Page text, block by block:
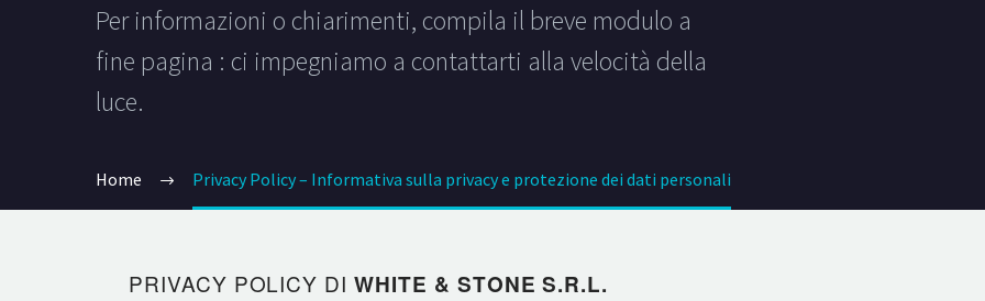
Per informazioni o chiarimenti, compila il breve modulo a
fine pagina : ci impegniamo a contattarti alla velocità della
luce.
Home Privacy Policy – Informativa sulla privacy e protezione dei dati personali
PRIVACY POLICY DIWHITE & STONE S.R.L.